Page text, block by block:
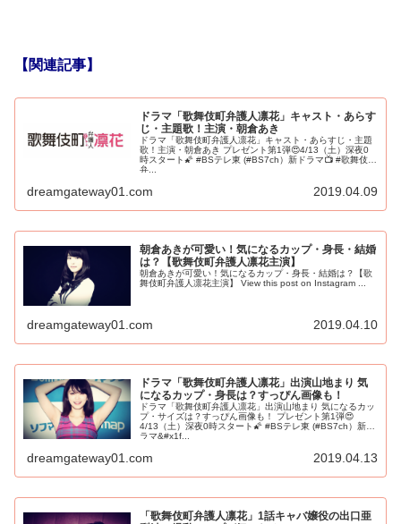
【関連記事】
ドラマ「歌舞伎町弁護人凛花」キャスト・あらす
じ・主題歌！主演・朝倉あき
ドラマ「歌舞伎町弁護人凛花」キャスト・あらすじ・主題
歌！主演・朝倉あき プレゼント第1弾😍4/13（土）深夜0
時スタート🌠 #BSテレ東 (#BS7ch）新ドラマ📺 #歌舞伎町
弁...
dreamgateway01.com 2019.04.09
朝倉あきが可愛い！気になるカップ・身長・結婚
は？【歌舞伎町弁護人凛花主演】
朝倉あきが可愛い！気になるカップ・身長・結婚は？【歌
dreamgateway01.com 2019.04.10
ドラマ「歌舞伎町弁護人凛花」出演山地まり 気
になるカップ・身長は？すっぴん画像も！
ドラマ「歌舞伎町弁護人凛花」出演山地まり 気になるカッ
プ・サイズは？すっぴん画像も！ プレゼント第1弾😍
4/13（土）深夜0時スタート🌠 #BSテレ東 (#BS7ch）新ド
ラマ&#x1f...
dreamgateway01.com 2019.04.13
「歌舞伎町弁護人凛花」1話キャバ嬢役の出口亜